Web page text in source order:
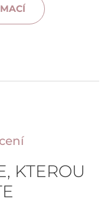
KTEROU